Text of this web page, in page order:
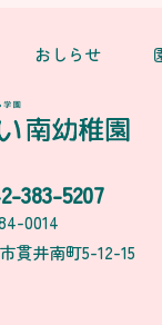
おしらせ
383-5207
0014
貫井南町5-12-15